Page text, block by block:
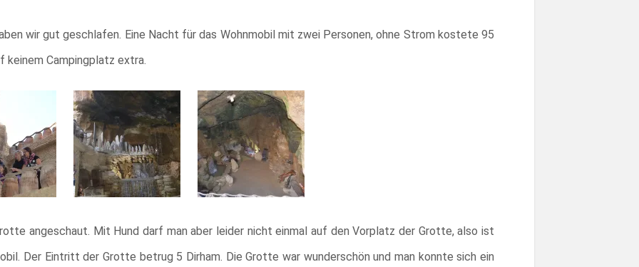
wir gut geschlafen. Eine Nacht für das Wohnmobil mit zwei Personen, ohne Strom kostete 95
keinem Campingplatz extra.
angeschaut. Mit Hund darf man aber leider nicht einmal auf den Vorplatz der Grotte, also ist
Der Eintritt der Grotte betrug 5 Dirham. Die Grotte war wunderschön und man konnte sich ein